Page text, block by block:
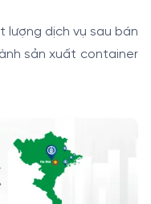
dịch vụ sau bán
sản xuất container